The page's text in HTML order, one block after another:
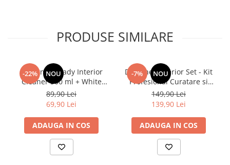
PRODUSE SIMILARE
-22% NOU
Deturner Ready Interior
Cleaner 500 ml + White
Microfiber - Set Curatare
Interior Auto
89,90 Lei
69,90 Lei
ADAUGA IN COS
-7% NOU
Deturner Interior Set - Kit
Profesional Curatare si
Protectie Interior Auto cu
Accesorii Incluse, Finisaj
Satinat - ideal Cadou
149,90 Lei
139,90 Lei
ADAUGA IN COS